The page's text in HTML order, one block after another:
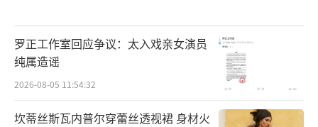
罗正工作室回应争议：太入戏亲女演员
纯属造谣
2026-08-05 11:54:32
坎蒂丝斯瓦内普尔穿蕾丝透视裙 身材火